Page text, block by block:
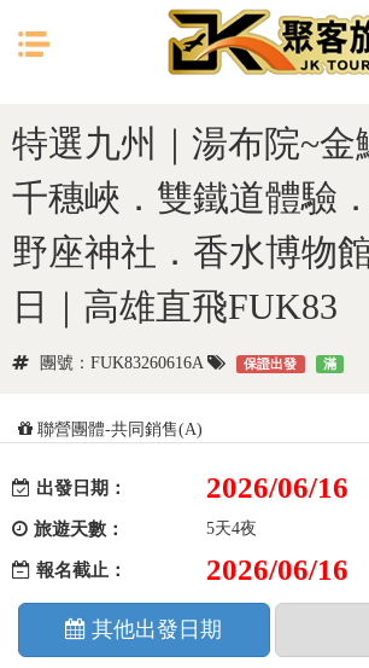
目前位置： 日本 九州
特選九州｜湯布院~金
千穗峽．雙鐵道體驗
野座神社．香水博物
日｜高雄直飛FUK83
團號：FUK83260616A 保證出發 滿
聯營團體-共同銷售(A)
出發日期： 2026/06/16
旅遊天數： 5天4夜
報名截止： 2026/06/16
其他出發日期